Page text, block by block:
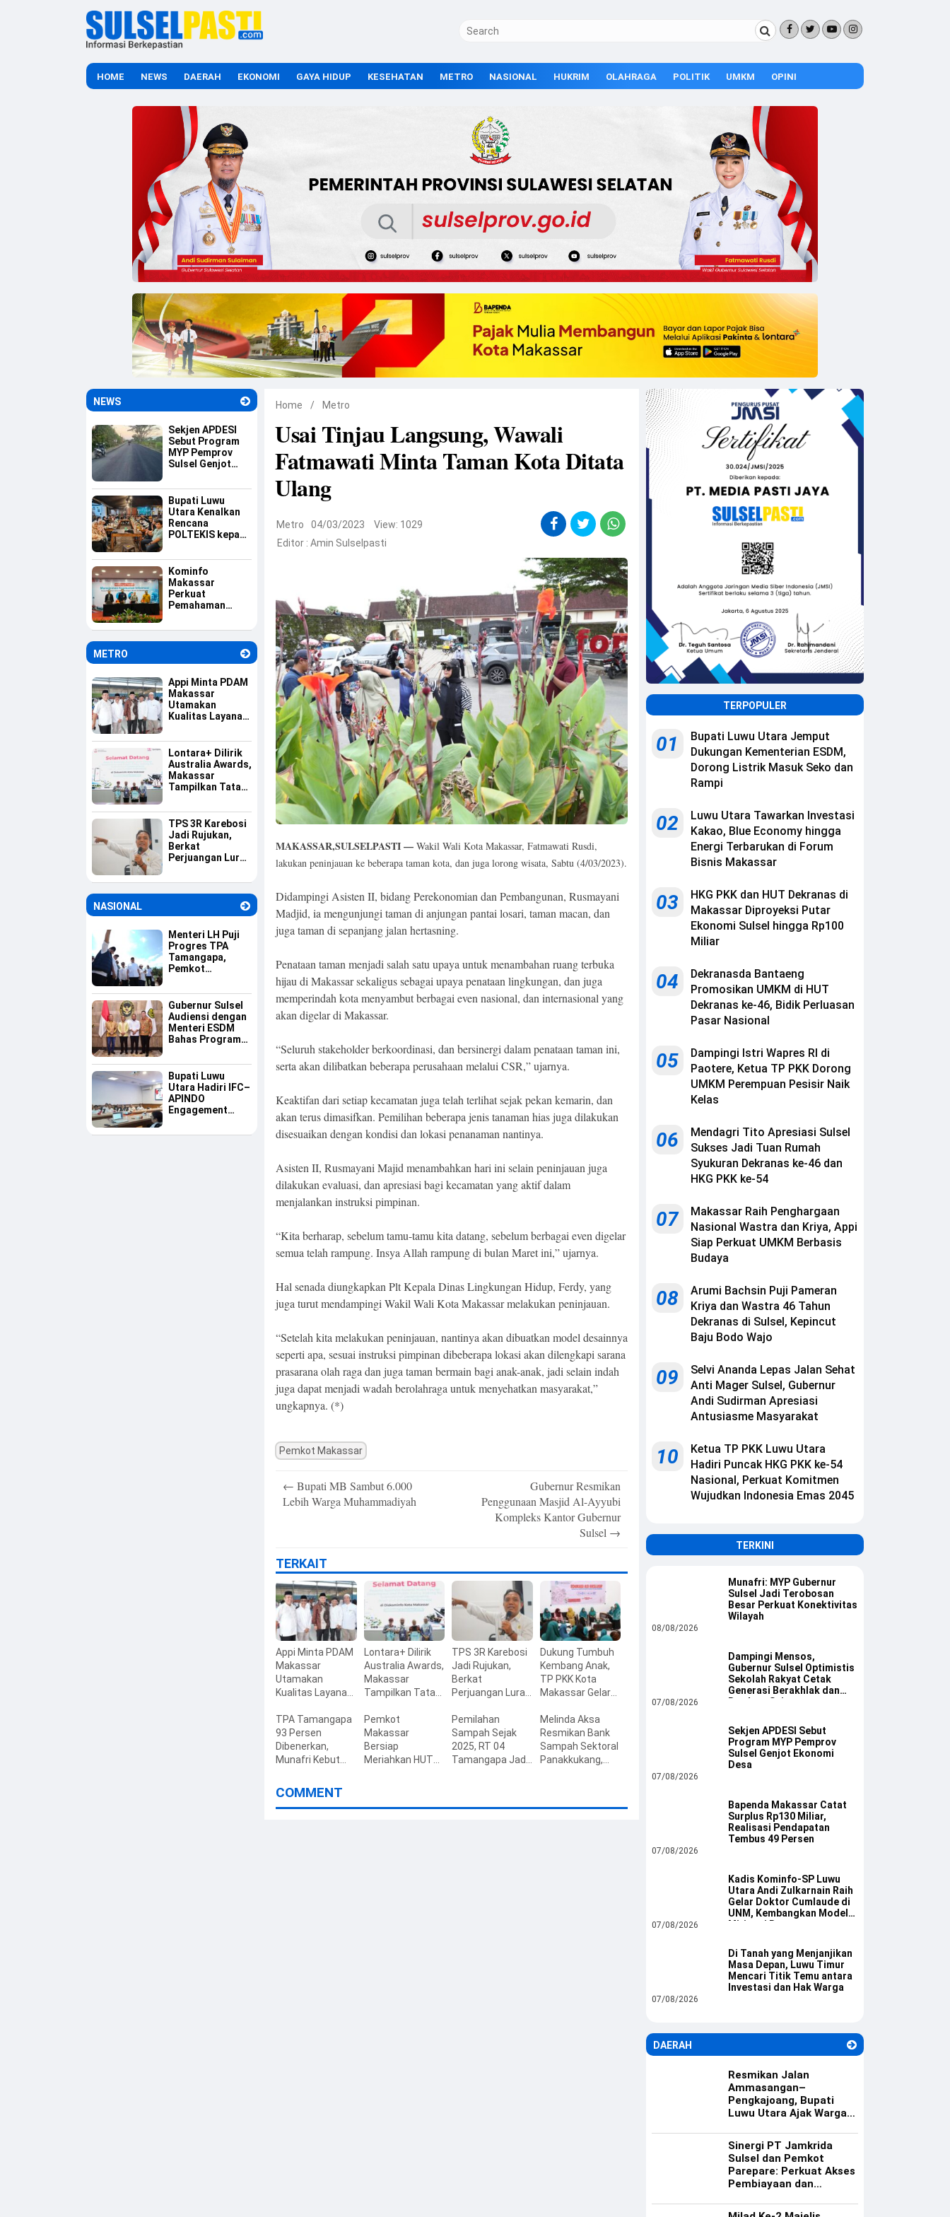
HOME NEWS DAERAH EKONOMI GAYA HIDUP KESEHATAN METRO NASIONAL HUKRIM OLAHRAGA POLITIK UMKM OPINI
NEWS
Sekjen APDESI
Sebut Program
MYP Pemprov
Sulsel Genjot
Bupati Luwu
Utara Kenalkan
Rencana
POLTEKIS kepada
Raya di
Yogyakarta
Kominfo
Makassar
Perkuat
Pemahaman
Keamanan
Informasi
METRO
Appi Minta PDAM
Makassar
Utamakan
Kualitas Layanan
Likuiditas
Perusahaan
Lontara+ Dilirik
Australia Awards,
Makassar
Tampilkan Tata
Pemerintahan
Berbasis Digital
TPS 3R Karebosi
Jadi Rujukan,
Berkat
Perjuangan Lurah
Budaya Pilah
Sampah
NASIONAL
Menteri LH Puji
Progres TPA
Tamangapa,
Pemkot
Serius Benahi
Sampah
Gubernur Sulsel
Audiensi dengan
Menteri ESDM
Bahas Program
Kebutuhan BBM
Kepulauan
Bupati Luwu
Utara Hadiri IFC–
APINDO
Engagement
Investasi dan
Home / Metro
Usai Tinjau Langsung, Wawali
Fatmawati Minta Taman Kota Ditata
Ulang
Metro 04/03/2023
View: 1029
Editor : Amin Sulselpasti
MAKASSAR,SULSELPASTI — Wakil Wali Kota Makassar, Fatmawati Rusdi,
lakukan peninjauan ke beberapa taman kota, dan juga lorong wisata, Sabtu (4/03/2023).
Didampingi Asisten II, bidang Perekonomian dan Pembangunan, Rusmayani
Madjid, ia mengunjungi taman di anjungan pantai losari, taman macan, dan
juga taman di sepanjang jalan hertasning.
Penataan taman menjadi salah satu upaya untuk menambahan ruang terbuka
hijau di Makassar sekaligus sebagai upaya penataan lingkungan, dan juga
memperindah kota menyambut berbagai even nasional, dan internasional yang
akan digelar di Makassar.
“Seluruh stakeholder berkoordinasi, dan bersinergi dalam penataan taman ini,
serta akan dilibatkan beberapa perusahaan melalui CSR,” ujarnya.
Keaktifan dari setiap kecamatan juga telah terlihat sejak pekan kemarin, dan
akan terus dimasifkan. Pemilihan beberapa jenis tanaman hias juga dilakukan
disesuaikan dengan kondisi dan lokasi penanaman nantinya.
Asisten II, Rusmayani Majid menambahkan hari ini selain peninjauan juga
dilakukan evaluasi, dan apresiasi bagi kecamatan yang aktif dalam
menjalankan instruksi pimpinan.
“Kita berharap, sebelum tamu-tamu kita datang, sebelum berbagai even digelar
semua telah rampung. Insya Allah rampung di bulan Maret ini,” ujarnya.
Hal senada diungkapkan Plt Kepala Dinas Lingkungan Hidup, Ferdy, yang
juga turut mendampingi Wakil Wali Kota Makassar melakukan peninjauan.
“Setelah kita melakukan peninjauan, nantinya akan dibuatkan model desainnya
seperti apa, sesuai instruksi pimpinan dibeberapa lokasi akan dilengkapi sarana
prasarana olah raga dan juga taman bermain bagi anak-anak, jadi selain indah
juga dapat menjadi wadah berolahraga untuk menyehatkan masyarakat,”
ungkapnya. (*)
Pemkot Makassar
navigation
← Bupati MB Sambut 6.000
Lebih Warga Muhammadiyah
Gubernur Resmikan
Penggunaan Masjid Al-Ayyubi
Kompleks Kantor Gubernur
Sulsel →
TERKAIT
Appi Minta PDAM
Makassar
Utamakan
Kualitas Layanan
Likuiditas
Perusahaan
Lontara+ Dilirik
Australia Awards,
Makassar
Tampilkan Tata
Pemerintahan
Berbasis Digital
TPS 3R Karebosi
Jadi Rujukan,
Berkat
Perjuangan Lurah
Budaya Pilah
Sampah
Dukung Tumbuh
Kembang Anak,
TP PKK Kota
Makassar Gelar
Eksklusif
TPA Tamangapa
93 Persen
Dibenerkan,
Munafri Kebut
Skema Baru
Pemkot
Makassar
Bersiap
Meriahkan HUT
Pemilahan
Sampah Sejak
2025, RT 04
Tamangapa Jadi
Melinda Aksa
Resmikan Bank
Sampah Sektoral
Panakkukang,
COMMENT
TERPOPULER
01
Bupati Luwu Utara Jemput
Dukungan Kementerian ESDM,
Dorong Listrik Masuk Seko dan
Rampi
02
Luwu Utara Tawarkan Investasi
Kakao, Blue Economy hingga
Energi Terbarukan di Forum
Bisnis Makassar
03
HKG PKK dan HUT Dekranas di
Makassar Diproyeksi Putar
Ekonomi Sulsel hingga Rp100
Miliar
04
Dekranasda Bantaeng
Promosikan UMKM di HUT
Dekranas ke-46, Bidik Perluasan
Pasar Nasional
05
Dampingi Istri Wapres RI di
Paotere, Ketua TP PKK Dorong
UMKM Perempuan Pesisir Naik
Kelas
06
Mendagri Tito Apresiasi Sulsel
Sukses Jadi Tuan Rumah
Syukuran Dekranas ke-46 dan
HKG PKK ke-54
07
Makassar Raih Penghargaan
Nasional Wastra dan Kriya, Appi
Siap Perkuat UMKM Berbasis
Budaya
08
Arumi Bachsin Puji Pameran
Kriya dan Wastra 46 Tahun
Dekranas di Sulsel, Kepincut
Baju Bodo Wajo
09
Selvi Ananda Lepas Jalan Sehat
Anti Mager Sulsel, Gubernur
Andi Sudirman Apresiasi
Antusiasme Masyarakat
10
Ketua TP PKK Luwu Utara
Hadiri Puncak HKG PKK ke-54
Nasional, Perkuat Komitmen
Wujudkan Indonesia Emas 2045
TERKINI
Munafri: MYP Gubernur
Sulsel Jadi Terobosan
Besar Perkuat Konektivitas
Wilayah
08/08/2026
Dampingi Mensos,
Gubernur Sulsel Optimistis
Sekolah Rakyat Cetak
Generasi Berakhlak dan
Berdaya Saing
07/08/2026
Sekjen APDESI Sebut
Program MYP Pemprov
Sulsel Genjot Ekonomi
Desa
07/08/2026
Bapenda Makassar Catat
Surplus Rp130 Miliar,
Realisasi Pendapatan
Tembus 49 Persen
07/08/2026
Kadis Kominfo-SP Luwu
Utara Andi Zulkarnain Raih
Gelar Doktor Cumlaude di
UNM, Kembangkan Model
Mitigasi Bencana
07/08/2026
Di Tanah yang Menjanjikan
Masa Depan, Luwu Timur
Mencari Titik Temu antara
Investasi dan Hak Warga
07/08/2026
DAERAH
Resmikan Jalan
Ammasangan–
Pengkajoang, Bupati
Luwu Utara Ajak Warga
Sinergi PT Jamkrida
Sulsel dan Pemkot
Parepare: Perkuat Akses
Pembiayaan dan